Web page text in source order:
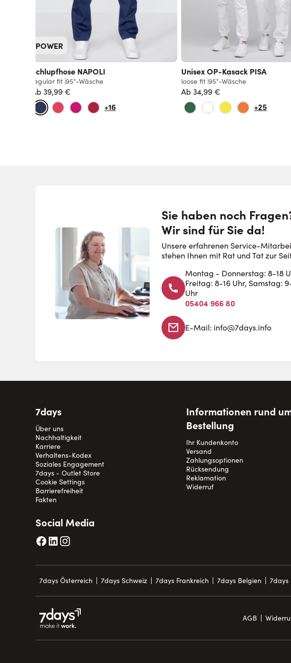
POWER
Schlupfhose NAPOLI
regular fit 95°-Wäsche
Ab 39,99 €
+16
Unisex OP-Kasack PISA
loose fit 95°-Wäsche
Ab 34,99 €
+25
Sie haben noch
Wir sind für Sie da!
Unsere erfahrenen Service-
stehen Ihnen mit Rat und Tat zur
Montag - Donnerstag: 8-18
Freitag: 8-16 Uhr, Samstag:
Uhr
05404 966 80
E-Mail: info@7days.info
7days
Über uns
Nachhaltigkeit
Karriere
Verhaltens-Kodex
Soziales Engagement
7days - Outlet Store
Cookie Settings
Barrierefreiheit
Fakten
Informationen rund
Bestellung
Ihr Kundenkonto
Versand
Zahlungsoptionen
Rücksendung
Reklamation
Widerruf
Social Media
7days Österreich 7days Schweiz 7days Frankreich 7days Belgien 7days
AGB